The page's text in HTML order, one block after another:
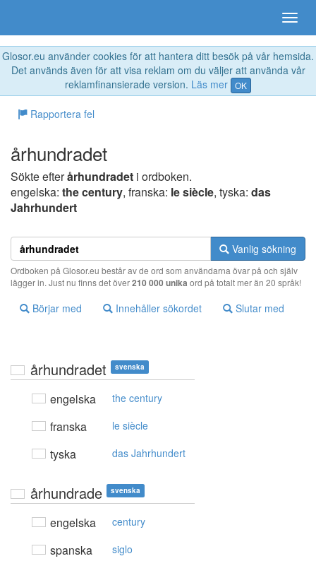
Glosor.eu använder cookies för att hantera ditt besök på vår hemsida.
Det används även för att visa reklam om du väljer att använda vår
reklamfinansierade version. Läs mer OK
Rapportera fel
århundradet
Sökte efterårhundradet i ordboken.
engelska: the century, franska: le siècle, tyska: das
Jahrhundert
Vanlig sökning
Ordboken på Glosor.eu består av de ord som användarna övar på och själv
lägger in. Just nu finns det över210 000 unika ord på totalt mer än 20 språk!
Börjar med Innehåller sökordet Slutar med
århundradet svenska
engelska the century
franska le siècle
tyska das Jahrhundert
århundrade svenska
engelska century
spanska siglo